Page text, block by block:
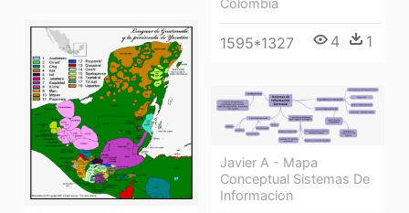
Colombia
1595*1327 4 1
Javier A - Mapa
Conceptual Sistemas De
Informacion